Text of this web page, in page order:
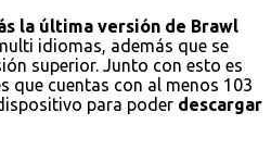
la última versión de Brawl
idiomas, además que se
superior. Junto con esto es
que cuentas con al menos 103
para poder descargar